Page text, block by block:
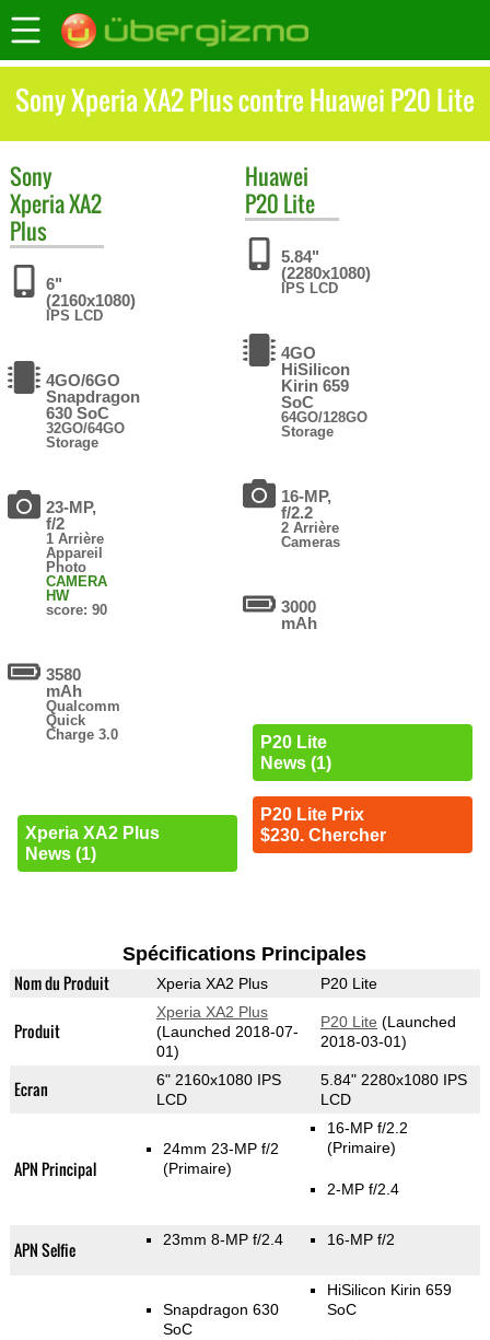
Sony Xperia XA2 Plus contre Huawei P20 Lite
Sony
Xperia XA2
Plus
6"
(2160x1080)
IPS LCD
4GO/6GO
Snapdragon
630 SoC
32GO/64GO
Storage
23-MP,
f/2
1 Arrière
Appareil
Photo
CAMERA
HW
score: 90
3580
mAh
Qualcomm
Quick
Charge 3.0
Xperia XA2 Plus
News (1)
Huawei
P20 Lite
5.84"
(2280x1080)
IPS LCD
4GO
HiSilicon
Kirin 659
SoC
64GO/128GO
Storage
16-MP,
f/2.2
2 Arrière
Cameras
3000
mAh
P20 Lite
News (1)
P20 Lite Prix
$230. Chercher
Spécifications Principales
Nom du Produit Xperia XA2 Plus P20 Lite
Produit
Xperia XA2 Plus
(Launched 2018-07-
01)
P20 Lite (Launched
2018-03-01)
Ecran
6" 2160x1080 IPS
LCD
5.84" 2280x1080 IPS
LCD
APN Principal
24mm 23-MP f/2
(Primaire)
16-MP f/2.2
(Primaire)
2-MP f/2.4
APN Selfie 23mm 8-MP f/2.4 16-MP f/2
Snapdragon 630
SoC
HiSilicon Kirin 659
SoC